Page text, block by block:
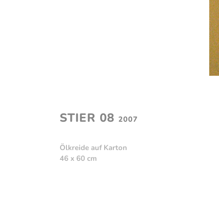
STIER 08 2007
Ölkreide auf Karton
46 x 60 cm